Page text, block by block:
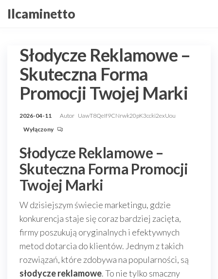
Przejdź
doIlcaminetto
Słodycze Reklamowe –
Skuteczna Forma
Promocji Twojej Marki
2026-04-11 Autor UawT8QeIf9CNrwk20pK3ccki2exUou
Wyłączony
Słodycze Reklamowe –
Skuteczna Forma Promocji
Twojej Marki
W dzisiejszym świecie marketingu, gdzie
konkurencja staje się coraz bardziej zacięta,
firmy poszukują oryginalnych i efektywnych
metod dotarcia do klientów. Jednym z takich
rozwiązań, które zdobywa na popularności, są
słodycze reklamowe. To nie tylko smaczny